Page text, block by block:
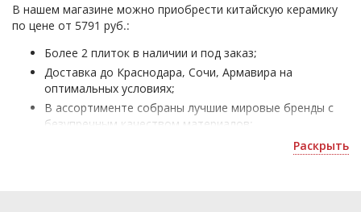
В нашем магазине можно приобрести китайскую керамику
по цене от 5791 руб.:
Более 2 плиток в наличии и под заказ;
Доставка до Краснодара, Сочи, Армавира на
оптимальных условиях;
В ассортименте собраны лучшие мировые бренды с
безупречным качеством материалов;
Плитка Китай Janye Slab - для облицовки домов иРаскрыть